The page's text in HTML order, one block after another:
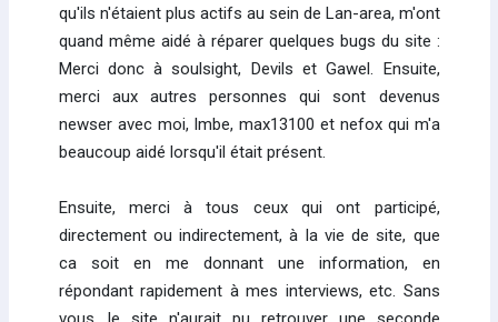
qu'ils n'étaient plus actifs au sein de Lan-area, m'ont
quand même aidé à réparer quelques bugs du site :
Merci donc à soulsight, Devils et Gawel. Ensuite,
merci aux autres personnes qui sont devenus
newser avec moi, lmbe, max13100 et nefox qui m'a
beaucoup aidé lorsqu'il était présent.
Ensuite, merci à tous ceux qui ont participé,
directement ou indirectement, à la vie de site, que
ca soit en me donnant une information, en
répondant rapidement à mes interviews, etc. Sans